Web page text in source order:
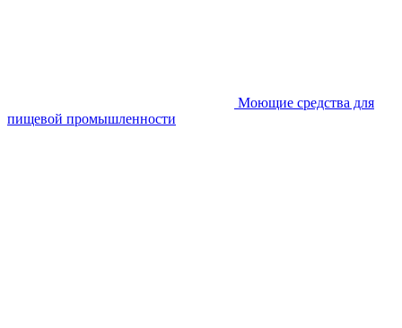
Моющие средства для
пищевой промышленности